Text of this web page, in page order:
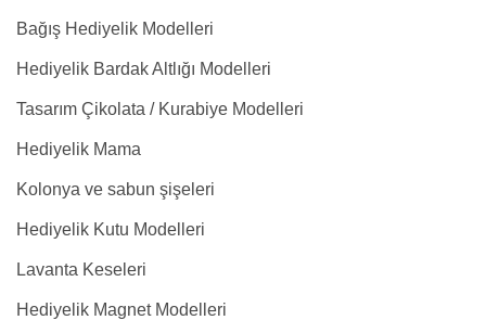
Bağış Hediyelik Modelleri
Hediyelik Bardak Altlığı Modelleri
Tasarım Çikolata / Kurabiye Modelleri
Hediyelik Mama
Kolonya ve sabun şişeleri
Hediyelik Kutu Modelleri
Lavanta Keseleri
Hediyelik Magnet Modelleri